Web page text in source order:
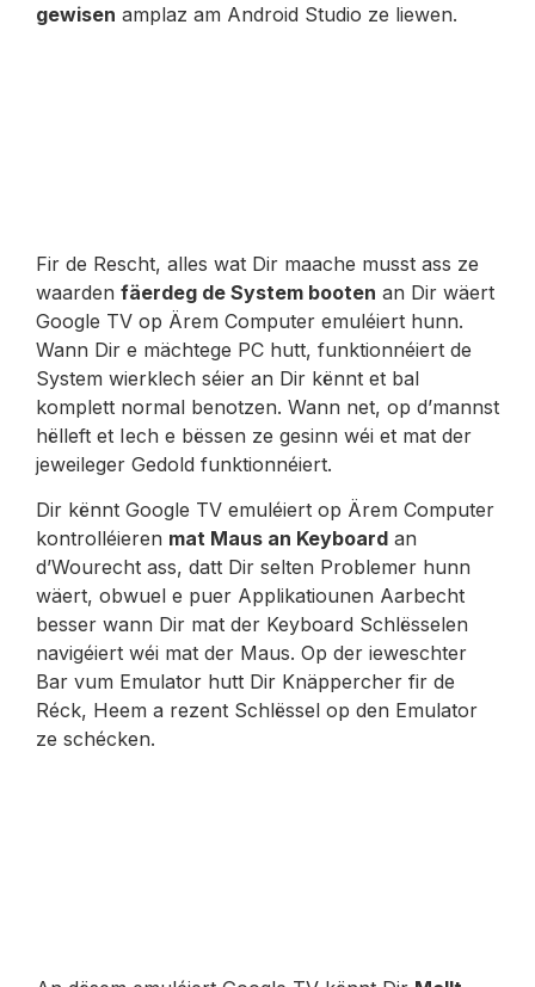
gewisen amplaz am Android Studio ze liewen.
Fir de Rescht, alles wat Dir maache musst ass ze
waarden fäerdeg de System booten an Dir wäert
Google TV op Ärem Computer emuléiert hunn.
Wann Dir e mächtege PC hutt, funktionnéiert de
System wierklech séier an Dir kënnt et bal
komplett normal benotzen. Wann net, op d’mannst
hëlleft et Iech e bëssen ze gesinn wéi et mat der
jeweileger Gedold funktionnéiert.
Dir kënnt Google TV emuléiert op Ärem Computer
kontrolléieren mat Maus an Keyboard an
d’Wourecht ass, datt Dir selten Problemer hunn
wäert, obwuel e puer Applikatiounen Aarbecht
besser wann Dir mat der Keyboard Schlësselen
navigéiert wéi mat der Maus. Op der ieweschter
Bar vum Emulator hutt Dir Knäppercher fir de
Réck, Heem a rezent Schlëssel op den Emulator
ze schécken.